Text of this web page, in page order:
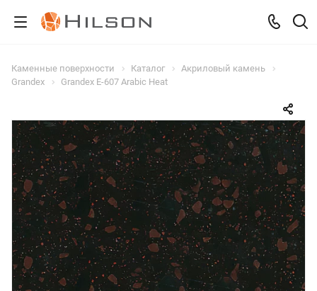
Каменные поверхности Каталог
Акриловый камень
Grandex
Grandex E-607 Arabic Heat